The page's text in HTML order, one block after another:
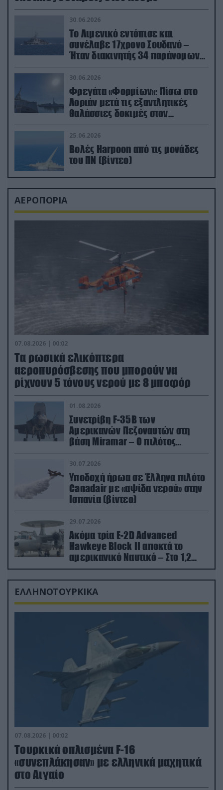
30.06.2026
Το Λιμενικό εντόπισε και
συνέλαβε 17χρονο Σουδανό –
Ήταν διακινητής 34 παράνομων
μεταναστών
30.06.2026
Φρεγάτα «Φορμίων»: Πίσω στο
Λοριάν μετά τις εξαντλητικές
θαλάσσιες δοκιμές στον
απαιτητικό Βισκαϊκό
25.06.2026
Βολές Harpoon από τις μονάδες
του ΠΝ (βίντεο)
ΑΕΡΟΠΟΡΙΑ
07.08.2026 | 00:02
Τα ρωσικά ελικόπτερα
αεροπυρόσβεσης που μπορούν να
ρίχνουν 5 τόνους νερού με 8 μποφόρ
01.08.2026
Συνετρίβη F-35B των
Αμερικανών Πεζοναυτών στη
βάση Miramar – Ο πιλότος
εκτινάχθηκε εγκαίρως
30.07.2026
Υποδοχή ήρωα σε Έλληνα πιλότο
Canadair με «αψίδα νερού» στην
Ισπανία (βίντεο)
29.07.2026
Ακόμα τρία E-2D Advanced
Hawkeye Block II αποκτά το
αμερικανικό Ναυτικό – Στο 1,2
δισ.δολάρια το κόστος
ΕΛΛΗΝΟΤΟΥΡΚΙΚΑ
07.08.2026 | 00:02
Τουρκικά οπλισμένα F-16
«συνεπλάκησαν» με ελληνικά μαχητικά
στο Αιγαίο